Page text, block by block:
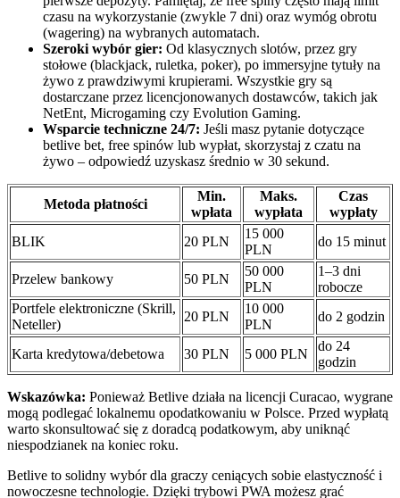
czasu na wykorzystanie (zwykle 7 dni) oraz wymóg obrotu
(wagering) na wybranych automatach.
Szeroki wybór gier: Od klasycznych slotów, przez gry
stołowe (blackjack, ruletka, poker), po immersyjne tytuły na
żywo z prawdziwymi krupierami. Wszystkie gry są
dostarczane przez licencjonowanych dostawców, takich jak
NetEnt, Microgaming czy Evolution Gaming.
Wsparcie techniczne 24/7: Jeśli masz pytanie dotyczące
betlive bet, free spinów lub wypłat, skorzystaj z czatu na
żywo – odpowiedź uzyskasz średnio w 30 sekund.
Metoda płatności
Min.
wpłata
Maks.
wypłata
Czas
wypłaty
BLIK
20 PLN
15 000
PLN
do 15 minut
Przelew bankowy 50 PLN
50 000
PLN
1–3 dni
robocze
Portfele elektroniczne (Skrill,
Neteller)
20 PLN
10 000
PLN
do 2 godzin
Karta kredytowa/debetowa 30 PLN 5 000 PLN
do 24
godzin
Wskazówka: Ponieważ Betlive działa na licencji Curacao, wygrane
mogą podlegać lokalnemu opodatkowaniu w Polsce. Przed wypłatą
warto skonsultować się z doradcą podatkowym, aby uniknąć
niespodzianek na koniec roku.
Betlive to solidny wybór dla graczy ceniących sobie elastyczność i
nowoczesne technologie. Dzięki trybowi PWA możesz grać